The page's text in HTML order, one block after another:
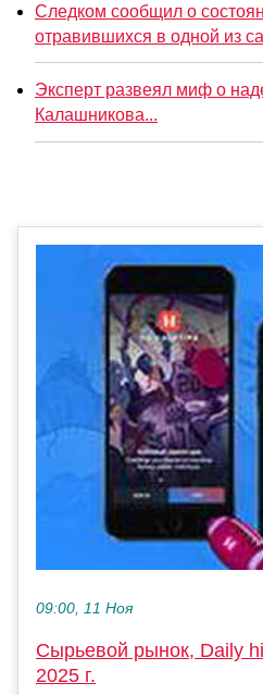
Следком сообщил о
отравившихся в одной из
Эксперт развеял миф о
Калашникова...
09:00, 11 Ноя
Сырьевой рынок, Daily
2025 г.